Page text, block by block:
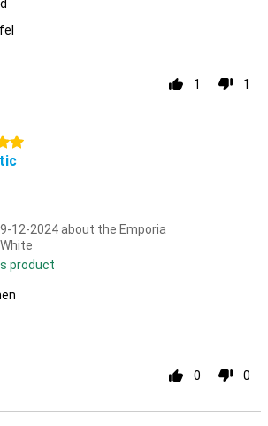
1 1
12-2024 about the Emporia
product
0 0